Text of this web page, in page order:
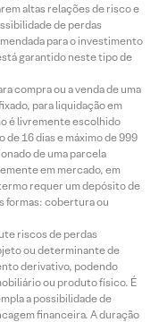
altas relações de risco e
de perdas
para o investimento
garantido neste tipo de
compra ou a venda de uma
para liquidação em
é livremente escolhido
16 dias e máximo de 999
de uma parcela
em mercado, em
requer um depósito de
formas: cobertura ou
riscos de perdas
ou determinante de
derivativo, podendo
ou produto físico. É
a possibilidade de
financeira. A duração